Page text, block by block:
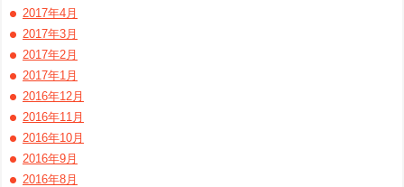
2017年4月
2017年3月
2017年2月
2017年1月
2016年12月
2016年11月
2016年10月
2016年9月
2016年8月